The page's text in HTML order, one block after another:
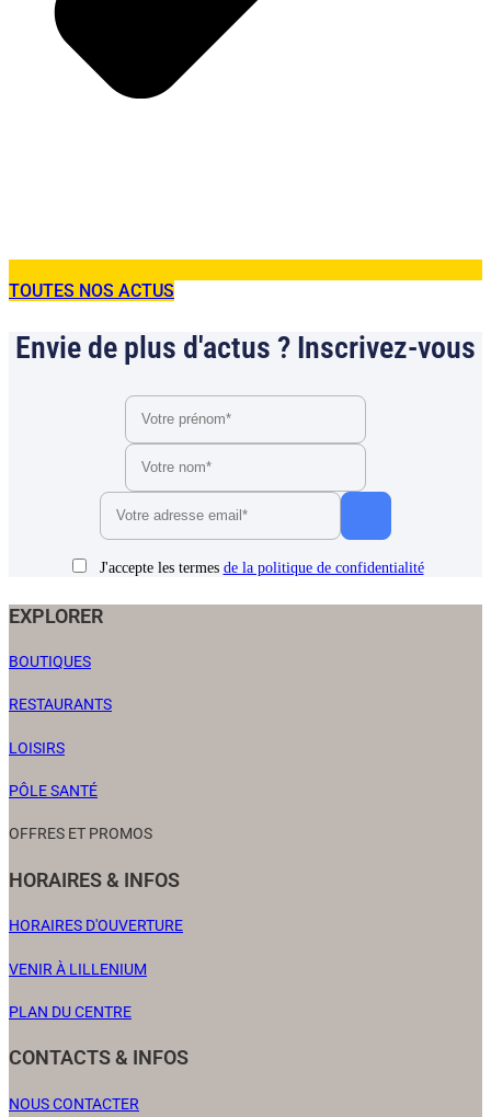
TOUTES NOS ACTUS
Envie de plus d'actus ? Inscrivez-vous
J'accepte les termes de la politique de confidentialité
EXPLORER
BOUTIQUES
RESTAURANTS
LOISIRS
PÔLE SANTÉ
OFFRES ET PROMOS
HORAIRES & INFOS
HORAIRES D'OUVERTURE
VENIR À LILLENIUM
PLAN DU CENTRE
CONTACTS & INFOS
NOUS CONTACTER